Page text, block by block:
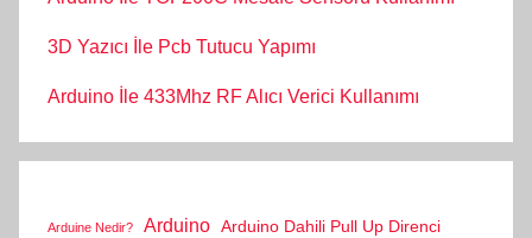
3D Yazıcı İle Pcb Tutucu Yapımı
Arduino İle 433Mhz RF Alıcı Verici Kullanımı
Arduine Nedir? Arduino Arduino Dahili Pull Up Direnci